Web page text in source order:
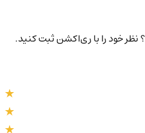
نظر خود را با ری‌اکشن ثبت کنید.